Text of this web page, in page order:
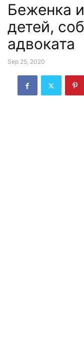
Беженка
детей,
адвоката
Sep 25, 2020